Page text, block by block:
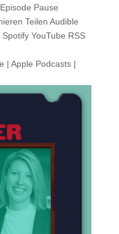
Pause
Teilen Audible
YouTube RSS
| Apple Podcasts |